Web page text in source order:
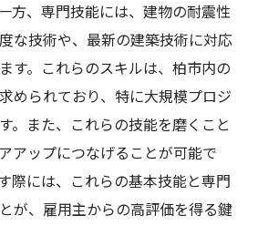
方、専門技能には、建物の耐震性
な技術や、最新の建築技術に対応
す。これらのスキルは、柏市内の
められており、特に大規模プロジ
。また、これらの技能を磨くこと
アップにつなげることが可能で
際には、これらの基本技能と専門
が、雇用主からの高評価を得る鍵